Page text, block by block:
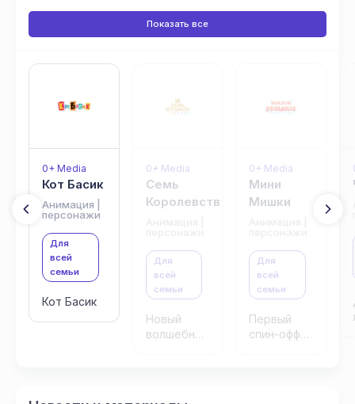
Показать все
0+ Media
Кот Басик
Анимация |
персонажи
Для
всей
семьи
Кот Басик
0+ Media
Семь
Королевств
Для
всей
семьи
Новый
волшебный
0+ Media
Мини
Мишки
Для
всей
семьи
Первый
спин-офф